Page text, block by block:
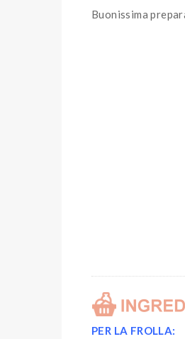
Buonissima
PER LA FROLLA: